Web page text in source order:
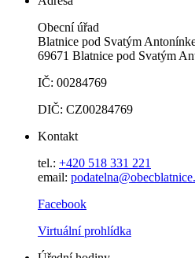
Obecní úřad
Blatnice pod Svatým
69671 Blatnice pod Svatým
IČ: 00284769
DIČ: CZ00284769
Kontakt
tel.: +420 518 331 221
email:
Facebook
Virtuální prohlídka